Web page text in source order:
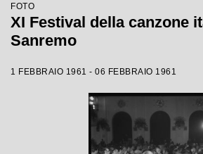
FOTO
XI Festival della canzone
Sanremo
1 FEBBRAIO 1961 - 06 FEBBRAIO 1961